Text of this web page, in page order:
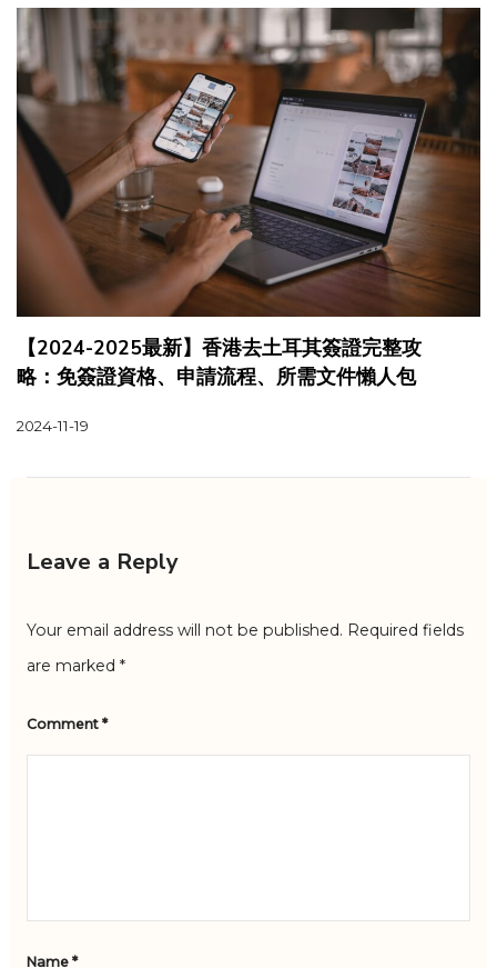
【2024-2025最新】香港去土耳其簽證完整攻
略：免簽證資格、申請流程、所需文件懶人包
2024-11-19
Leave a Reply
Your email address will not be published. Required fields
are marked *
Comment *
Name *